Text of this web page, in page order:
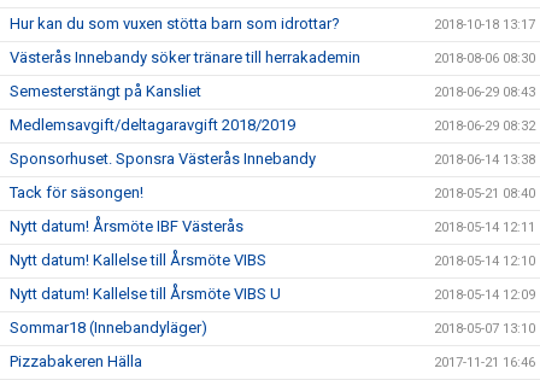
Hur kan du som vuxen stötta barn som idrottar? 2018-10-18 13:17
Västerås Innebandy söker tränare till herrakademin 2018-08-06 08:30
Semesterstängt på Kansliet 2018-06-29 08:43
Medlemsavgift/deltagaravgift 2018/2019 2018-06-29 08:32
Sponsorhuset. Sponsra Västerås Innebandy 2018-06-14 13:38
Tack för säsongen! 2018-05-21 08:40
Nytt datum! Årsmöte IBF Västerås 2018-05-14 12:11
Nytt datum! Kallelse till Årsmöte VIBS 2018-05-14 12:10
Nytt datum! Kallelse till Årsmöte VIBS U 2018-05-14 12:09
Sommar18 (Innebandyläger) 2018-05-07 13:10
Pizzabakeren Hälla 2017-11-21 16:46